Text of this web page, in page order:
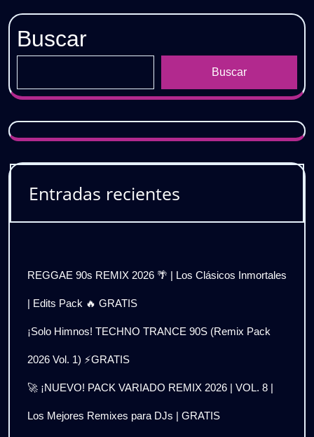
Buscar
Buscar
Entradas recientes
REGGAE 90s REMIX 2026 🌴 | Los Clásicos Inmortales
| Edits Pack 🔥 GRATIS
¡Solo Himnos! TECHNO TRANCE 90S (Remix Pack
2026 Vol. 1) ⚡GRATIS
🚀 ¡NUEVO! PACK VARIADO REMIX 2026 | VOL. 8 |
Los Mejores Remixes para DJs | GRATIS